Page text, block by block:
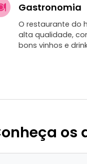
Gastronomia
O restaurante do
alta qualidade,
bons vinhos e
os